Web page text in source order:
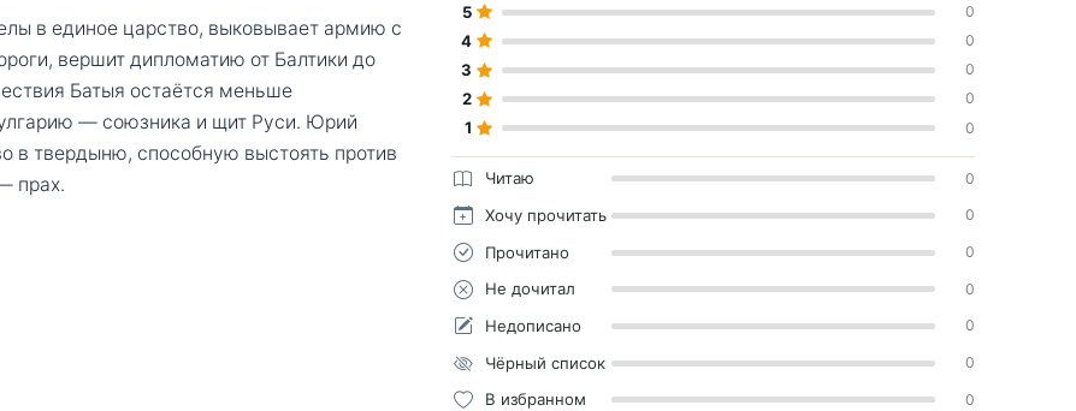
в единое царство, выковывает армию с
вершит дипломатию от Балтики до
Батыя остаётся меньше
— союзника и щит Руси. Юрий
в твердыню, способную выстоять против
прах.
5 0
4 0
3 0
2 0
1 0
Читаю 0
Хочу прочитать 0
Прочитано 0
Не дочитал 0
Недописано 0
Чёрный список 0
В избранном 0